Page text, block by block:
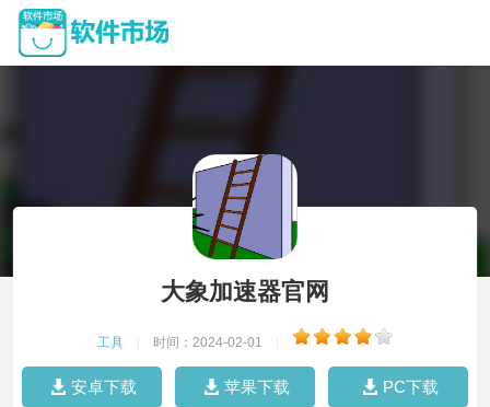
大象加速器官网
工具 时间：2024-02-01
安卓下载 苹果下载 PC下载